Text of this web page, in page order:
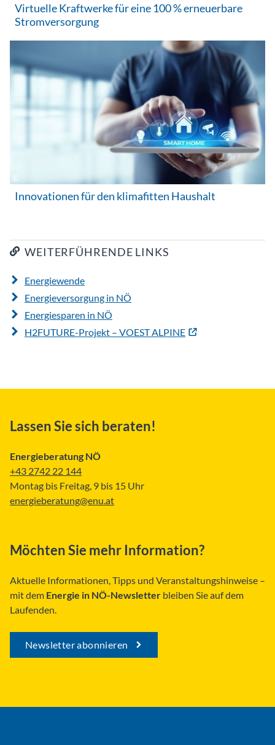
Virtuelle Kraftwerke für eine 100 % erneuerbare
Stromversorgung
Innovationen für den klimafitten Haushalt
WEITERFÜHRENDE LINKS
Energiewende
Energieversorgung in NÖ
Energiesparen in NÖ
H2FUTURE-Projekt – VOEST ALPINE
Lassen Sie sich beraten!
Energieberatung NÖ
+43 2742 22 144
Montag bis Freitag, 9 bis 15 Uhr
energieberatung@enu.at
Möchten Sie mehr Information?
Aktuelle Informationen, Tipps und Veranstaltungshinweise –
mit dem Energie in NÖ-Newsletter bleiben Sie auf dem
Laufenden.
Newsletter abonnieren